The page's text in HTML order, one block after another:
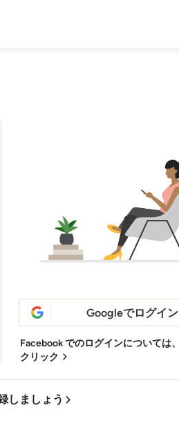
Googleでログイン
Facebook でのログインについては、
クリック
しましょう